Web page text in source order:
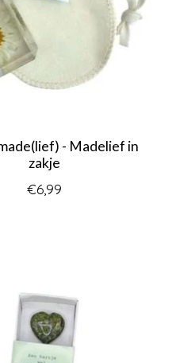
- Madelief in
zakje
€6,99